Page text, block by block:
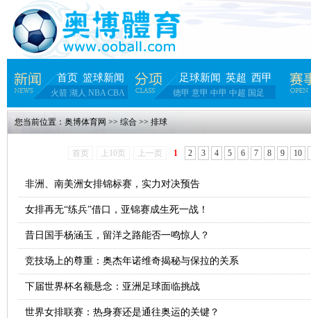
首页 篮球新闻
火箭 湖人 NBA CBA
足球新闻 英超 西甲
德甲 意甲 中甲 中超 国足
您当前位置： 奥博体育网 >> 综合 >> 排球
首页 上10页 上一页 1 2 3 4 5 6 7 8 9 10
非洲、南美洲女排锦标赛，实力对决预告
女排再无“练兵”借口，亚锦赛成生死一战！
昔日国手杨涵玉，留洋之路能否一鸣惊人？
竞技场上的尊重：奥杰年诺维奇揭秘与保拉的关系
下届世界杯名额悬念：亚洲足球面临挑战
世界女排联赛：热身赛还是通往奥运的关键？